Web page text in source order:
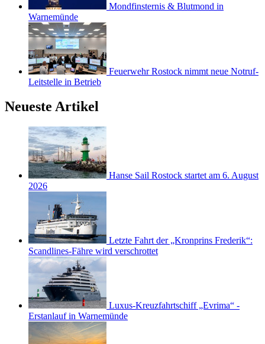
Mondfinsternis & Blutmond in
Warnemünde
Feuerwehr Rostock nimmt neue Notruf-
Leitstelle in Betrieb
Neueste Artikel
Hanse Sail Rostock startet am 6. August
2026
Letzte Fahrt der „Kronprins Frederik“:
Scandlines-Fähre wird verschrottet
Luxus-Kreuzfahrtschiff „Evrima“ -
Erstanlauf in Warnemünde